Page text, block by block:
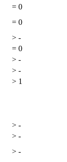
= 0
= 0
> -
= 0
> -
> -
> 1
> -
> -
> -